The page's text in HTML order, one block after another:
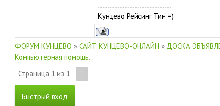
Кунцево Рейсинг Тим =)
ФОРУМ КУНЦЕВО » САЙТ КУНЦЕВО-ОНЛАЙН » ДОСКА
Компьютерная помощь.
Страница 1 из 1 1